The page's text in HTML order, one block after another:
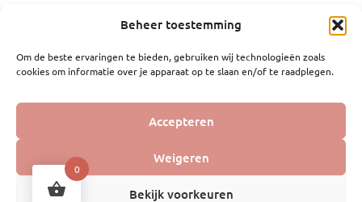
Beheer toestemming
Om de beste ervaringen te bieden, gebruiken wij technologieën zoals
cookies om informatie over je apparaat op te slaan en/of te raadplegen.
Accepteren
Weigeren
Bekijk voorkeuren
10:00–17:00
donderdag
10:00–17:00
vrijdag
10:00–17:00
zondag
Gesloten
Mijn account
Geboortelijsten
Webshop
0